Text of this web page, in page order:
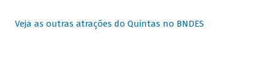
Veja as outras atrações do Quintas no BNDES